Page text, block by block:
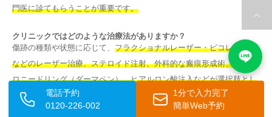
門医に診てもらうことが重要です。
クリニックではどのような治療法がありますか？
傷跡の種類や状態に応じて、 フラクショナルレーザー・ピコレーザー
などのレーザー治療、ステロイド注射、外科的な瘢痕形成術、マイク
ロニードリング（ダーマペン）、ヒアルロン酸注入などが選択肢とし
てあります。アイシークリニックでは、カウンセリングで傷跡の状態
を丁寧に確認したうえで最適な治療法をご提案しています。
電話予約
0120-226-002
1分で入力完了
簡単Web予約